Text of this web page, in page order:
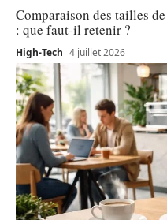
Comparaison des tailles
: que faut-il retenir ?
High-Tech 4 juillet 2026